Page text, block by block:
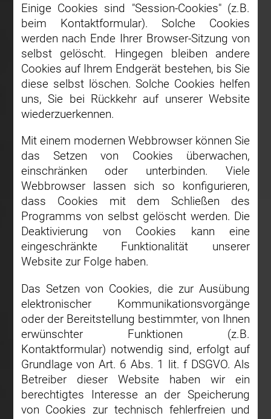
Einige Cookies sind "Session-Cookies" (z.B.
beim Kontaktformular). Solche Cookies
werden nach Ende Ihrer Browser-Sitzung von
selbst gelöscht. Hingegen bleiben andere
Cookies auf Ihrem Endgerät bestehen, bis Sie
diese selbst löschen. Solche Cookies helfen
uns, Sie bei Rückkehr auf unserer Website
wiederzuerkennen.
Mit einem modernen Webbrowser können Sie
das Setzen von Cookies überwachen,
einschränken oder unterbinden. Viele
Webbrowser lassen sich so konfigurieren,
dass Cookies mit dem Schließen des
Programms von selbst gelöscht werden. Die
Deaktivierung von Cookies kann eine
eingeschränkte Funktionalität unserer
Website zur Folge haben.
Das Setzen von Cookies, die zur Ausübung
elektronischer Kommunikationsvorgänge
oder der Bereitstellung bestimmter, von Ihnen
erwünschter Funktionen (z.B.
Kontaktformular) notwendig sind, erfolgt auf
Grundlage von Art. 6 Abs. 1 lit. f DSGVO. Als
Betreiber dieser Website haben wir ein
berechtigtes Interesse an der Speicherung
von Cookies zur technisch fehlerfreien und